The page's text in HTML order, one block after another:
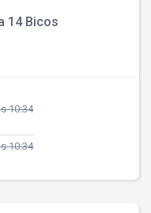
14 Bicos
10:34
10:34